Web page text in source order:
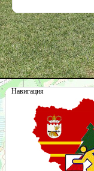
Навигация